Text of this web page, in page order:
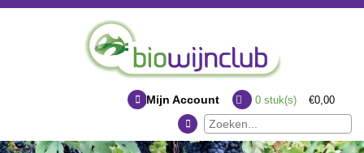
Mijn Account 0stuk(s) €0,00